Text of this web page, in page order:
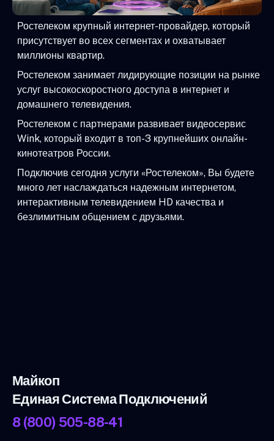
Ростелеком крупный интернет-провайдер, который
присутствует во всех сегментах и охватывает
миллионы квартир.
Ростелеком занимает лидирующие позиции на рынке
услуг высокоскоростного доступа в интернет и
домашнего телевидения.
Ростелеком с партнерами развивает видеосервис
Wink, который входит в топ-3 крупнейших онлайн-
кинотеатров России.
Подключив сегодня услуги «Ростелеком», Вы будете
много лет наслаждаться надежным интернетом,
интерактивным телевидением HD качества и
безлимитным общением с друзьями.
Майкоп
Единая Система Подключений
8 (800) 505-88-41